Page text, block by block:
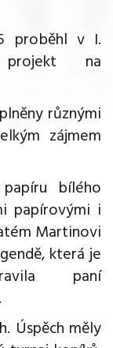
proběhl v I.
na
různými
zájmem
bílého
papírovými i
Martinovi
která je
paní
Úspěch měly